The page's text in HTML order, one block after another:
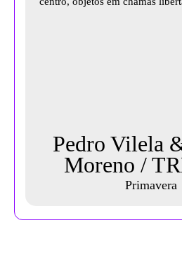
Pedro Vilela
Moreno /
Primavera